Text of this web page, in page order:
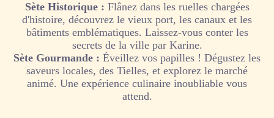
Sète Historique : Flânez dans les ruelles chargées
d'histoire, découvrez le vieux port, les canaux et les
bâtiments emblématiques. Laissez-vous conter les
secrets de la ville par Karine.
Sète Gourmande : Éveillez vos papilles ! Dégustez les
saveurs locales, des Tielles, et explorez le marché
animé. Une expérience culinaire inoubliable vous
attend.